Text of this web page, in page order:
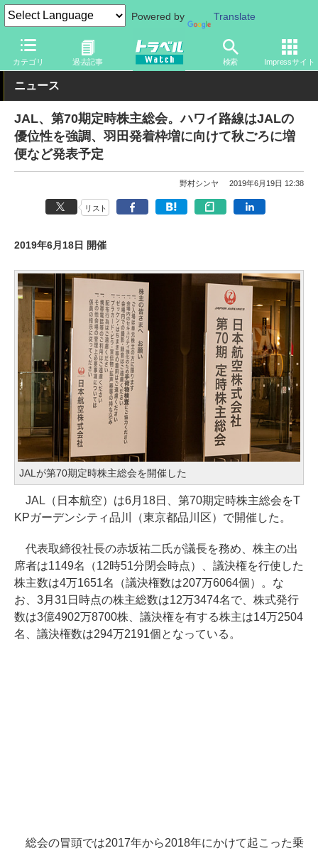
Powered by Translate
カテゴリ 過去記事 検索 Impressサイト
トラベル Watch 企業・政府・官庁 国内エアライン JAL
ニュース
JAL、第70期定時株主総会。ハワイ路線はJALの
優位性を強調、羽田発着枠増に向けて秋ごろに増
便など発表予定
野村シンヤ 2019年6月19日 12:38
リスト
2019年6月18日 開催
JALが第70期定時株主総会を開催した
JAL（日本航空）は6月18日、第70期定時株主総会をT
KPガーデンシティ品川（東京都品川区）で開催した。
代表取締役社長の赤坂祐二氏が議長を務め、株主の出
席者は1149名（12時51分閉会時点）、議決権を行使した
株主数は4万1651名（議決権数は207万6064個）。な
お、3月31日時点の株主総数は12万3474名で、株式発行
数は3億4902万8700株、議決権を有する株主は14万2504
名、議決権数は294万2191個となっている。
総会の冒頭では2017年から2018年にかけて起こった乗